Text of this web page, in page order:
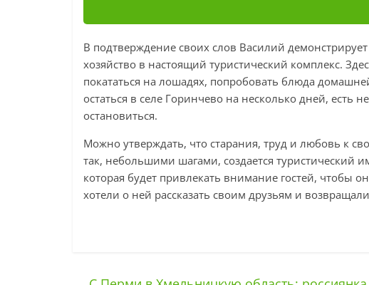
В подтверждение своих слов Василий
хозяйство в настоящий туристический комплекc.
покататься на лошадях, попробовать блюда
остаться в селе Горинчево на несколько дней,
остановиться.
Можно утверждать, что старания, труд и любовь к
так, небольшими шагами, создается туристический
которая будет привлекать внимание гостей, чтобы
хотели о ней рассказать своим друзьям и